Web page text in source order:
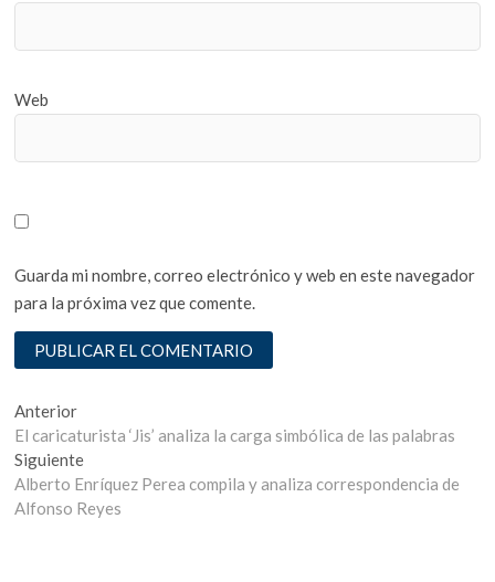
Web
Guarda mi nombre, correo electrónico y web en este navegador
para la próxima vez que comente.
Navegación
de
entradas
AnteriorEntrada
anterior:
El caricaturista ‘Jis’ analiza la carga simbólica de las palabras
SiguienteEntrada
siguiente:
Alberto Enríquez Perea compila y analiza correspondencia de
Alfonso Reyes